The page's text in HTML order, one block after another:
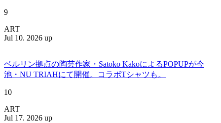
9
ART
Jul 10. 2026 up
ベルリン拠点の陶芸作家・Satoko KakoによるPOPUPが今
池・NU TRIAHにて開催。コラボTシャツも。
10
ART
Jul 17. 2026 up